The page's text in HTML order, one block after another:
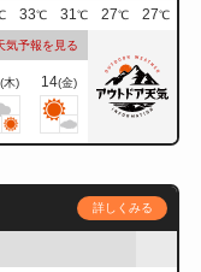
33℃ 31℃ 27℃ 27℃
気予報を見る
(木) 14(金)
詳しくみる